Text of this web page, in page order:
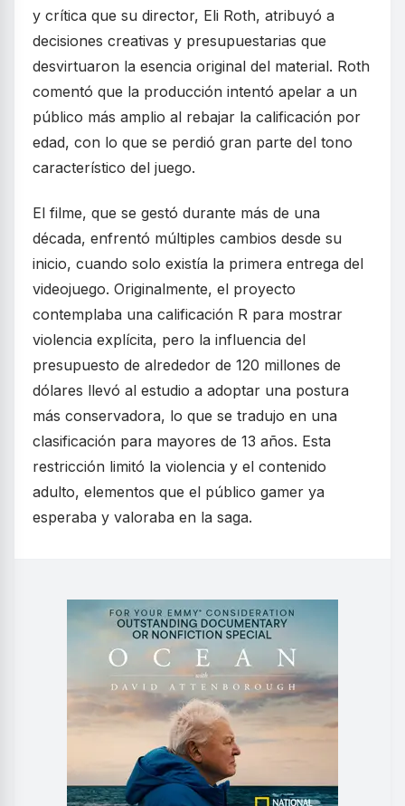
y crítica que su director, Eli Roth, atribuyó a
decisiones creativas y presupuestarias que
desvirtuaron la esencia original del material. Roth
comentó que la producción intentó apelar a un
público más amplio al rebajar la calificación por
edad, con lo que se perdió gran parte del tono
característico del juego.
El filme, que se gestó durante más de una
década, enfrentó múltiples cambios desde su
inicio, cuando solo existía la primera entrega del
videojuego. Originalmente, el proyecto
contemplaba una calificación R para mostrar
violencia explícita, pero la influencia del
presupuesto de alrededor de 120 millones de
dólares llevó al estudio a adoptar una postura
más conservadora, lo que se tradujo en una
clasificación para mayores de 13 años. Esta
restricción limitó la violencia y el contenido
adulto, elementos que el público gamer ya
esperaba y valoraba en la saga.